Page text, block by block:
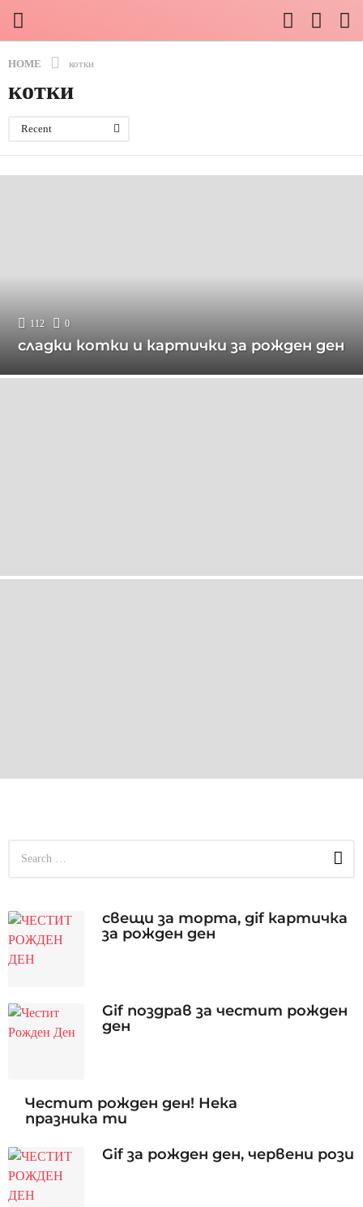
HOME котки
котки
Recent
112 0
сладки котки и картички за рожден ден
h
f
o
r
свещи за торта, gif картичка
за рожден ден
Gif поздрав за честит рожден
ден
Честит рожден ден! Нека
празника ти
Gif за рожден ден, червени рози